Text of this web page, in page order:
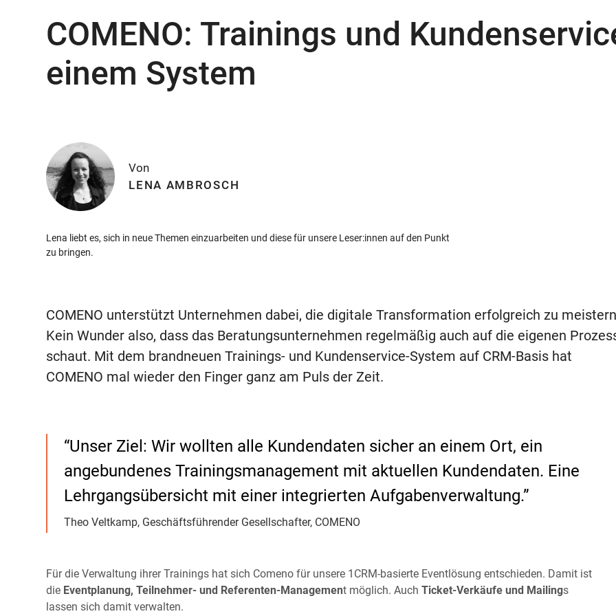
COMENO: Trainings und
einem System
COMENO unterstützt Unternehmen dabei, die digitale Transformation erfolgreich zu
Kein Wunder also, dass das Beratungsunternehmen regelmäßig auch auf die eigenen
schaut. Mit dem brandneuen Trainings- und Kundenservice-System auf CRM-Basis hat
COMENO mal wieder den Finger ganz am Puls der Zeit.
Von
LENA AMBROSCH
Lena liebt es, sich in neue Themen einzuarbeiten und diese für unsere Leser:innen auf den Punkt
zu bringen.
“Unser Ziel: Wir wollten alle Kundendaten sicher an einem Ort, ein
angebundenes Trainingsmanagement mit aktuellen Kundendaten. Eine
Lehrgangsübersicht mit einer integrierten Aufgabenverwaltung.”
Theo Veltkamp, Geschäftsführender Gesellschafter, COMENO
Für die Verwaltung ihrer Trainings hat sich Comeno für unsere 1CRM-basierte Eventlösung entschieden. Damit ist
die Eventplanung, Teilnehmer- und Referenten-Management möglich. AuchTicket-Verkäufe und Mailings
lassen sich damit verwalten.